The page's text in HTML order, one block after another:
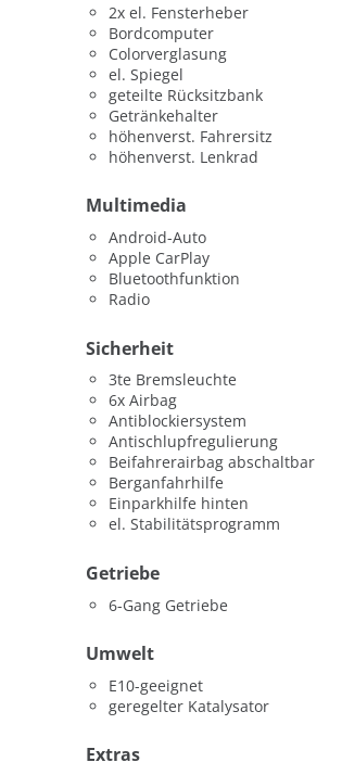
2x el. Fensterheber
Bordcomputer
Colorverglasung
el. Spiegel
geteilte Rücksitzbank
Getränkehalter
höhenverst. Fahrersitz
höhenverst. Lenkrad
Multimedia
Android-Auto
Apple CarPlay
Bluetoothfunktion
Radio
Sicherheit
3te Bremsleuchte
6x Airbag
Antiblockiersystem
Antischlupfregulierung
Beifahrerairbag abschaltbar
Berganfahrhilfe
Einparkhilfe hinten
el. Stabilitätsprogramm
Getriebe
6-Gang Getriebe
Umwelt
E10-geeignet
geregelter Katalysator
Extras